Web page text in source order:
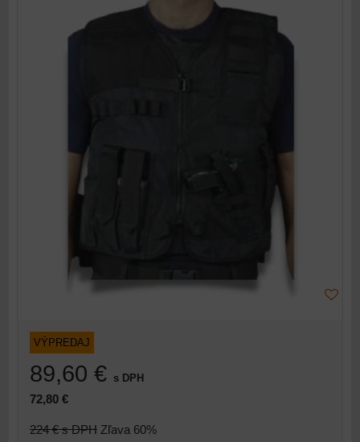
VÝPREDAJ
89,60 € s DPH
72,80 €
224 €s DPH Zľava 60%